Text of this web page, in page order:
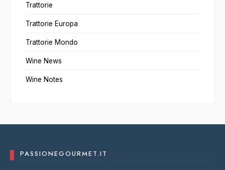
Trattorie
Trattorie Europa
Trattorie Mondo
Wine News
Wine Notes
PASSIONEGOURMET.IT